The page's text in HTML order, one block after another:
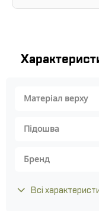
Матеріал верху
Підошва
Бренд
Всі